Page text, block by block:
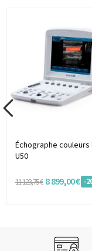
Échographe couleurs
U50
11 123,75 € 8 899,00 € -